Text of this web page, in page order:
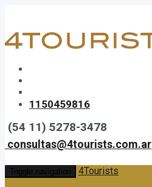
1150459816
(54 11) 5278-3478
consultas@4tourists.com.ar
Toggle navigation
4Tourists